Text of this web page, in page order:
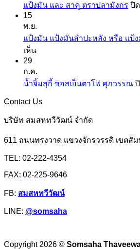
แป้งมัน และ สาคู ตราปลามังกร ปิ
15
พ.ย.
แป้งมัน แป้งมันสำปะหลัง หรือ แป้
เห็นบน
มัน
แป้ง
มัน
หรือ
ฮ่องกง
29
ก.ค.
น้ำจิ้มสุกี้ ซอสเย็นตาโฟ ศุภวรรณ
Contact Us
บริษัท สมสหทวีวัฒน์ จำกัด
611 ถนนทรงวาด แขวงจักรวรรดิ เขตสั
TEL: 02-222-4354
FAX: 02-225-9646
FB: สมสหทวีวัฒน์
LINE: @somsaha
Copyright 2026 © Somsaha